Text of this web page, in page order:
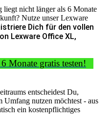
nicht länger als 6 Monate
Nutze unser Lexware
Dich für den vollen
Lexware Office XL,
Monate gratis testen!
entscheidest Du,
nutzen möchtest - aus
ein kostenpflichtiges